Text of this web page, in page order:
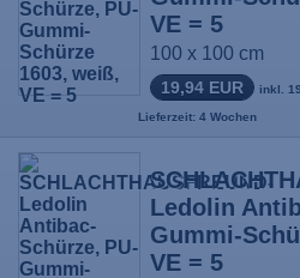
VE = 5
100 x 100 cm
19,94 EUR inkl.
Lieferzeit: 4 Wochen
Ledolin
Gummi-
VE = 5